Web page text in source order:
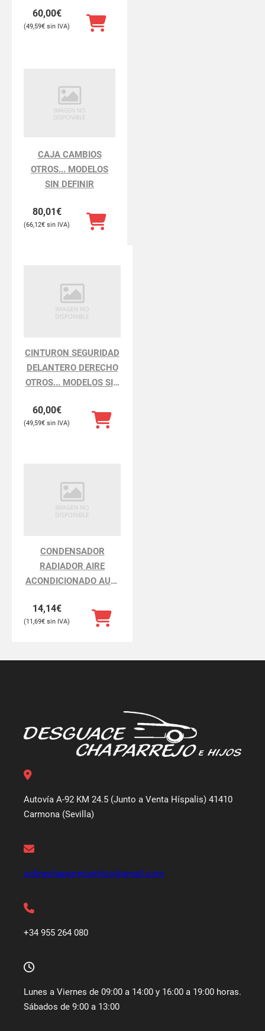
60,00€
49,59€
CAJA CAMBIOS
OTROS... MODELOS
SIN DEFINIR
80,01€
66,12€
CINTURON SEGURIDAD
DELANTERO DERECHO
OTROS... MODELOS SIN
60,00€
49,59€
CONDENSADOR
RADIADOR AIRE
ACONDICIONADO AUDI
14,14€
11,69€
Autovía A-92 KM 24.5 (Junto a Venta Híspalis) 41410
Carmona (Sevilla)
onlinechaparrejoehijos@gmail.com
+34 955 264 080
Lunes a Viernes de 09:00 a 14:00 y 16:00 a 19:00 horas.
Sábados de 9:00 a 13:00